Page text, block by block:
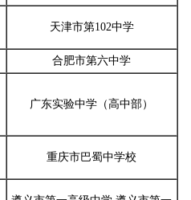
天津市第102中学
合肥市第六中学
广东实验中学（高中部）
重庆市巴蜀中学校